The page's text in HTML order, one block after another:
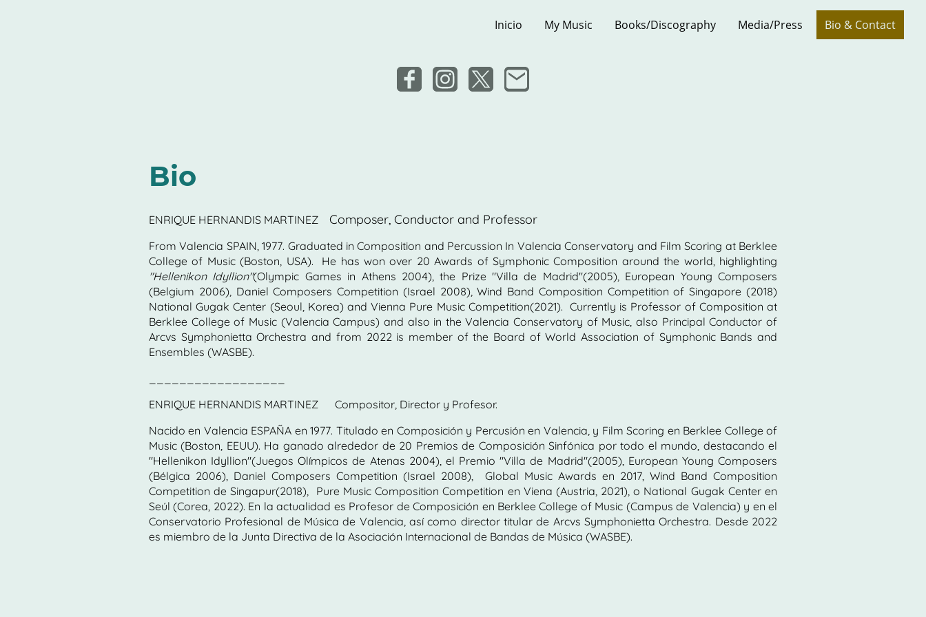
Inicio My Music Books/Discography Media/Press Bio & Contact
Bio
ENRIQUE HERNANDIS MARTINEZ Composer, Conductor and Professor
From Valencia SPAIN, 1977. Graduated in Composition and Percussion In Valencia Conservatory and Film Scoring at Berklee
College of Music (Boston, USA). He has won over 20 Awards of Symphonic Composition around the world, highlighting
"Hellenikon Idyllion"(Olympic Games in Athens 2004), the Prize "Villa de Madrid"(2005), European Young Composers
(Belgium 2006), Daniel Composers Competition (Israel 2008), Wind Band Composition Competition of Singapore (2018)
National Gugak Center (Seoul, Korea) and Vienna Pure Music Competition(2021). Currently is Professor of Composition at
Berklee College of Music (Valencia Campus) and also in the Valencia Conservatory of Music, also Principal Conductor of
Arcvs Symphonietta Orchestra and from 2022 is member of the Board of World Association of Symphonic Bands and
Ensembles (WASBE).
ENRIQUE HERNANDIS MARTINEZ Compositor, Director y Profesor.
Nacido en Valencia ESPAÑA en 1977. Titulado en Composición y Percusión en Valencia, y Film Scoring en Berklee College of
Music (Boston, EEUU). Ha ganado alrededor de 20 Premios de Composición Sinfónica por todo el mundo, destacando el
"Hellenikon Idyllion"(Juegos Olímpicos de Atenas 2004), el Premio "Villa de Madrid"(2005), European Young Composers
(Bélgica 2006), Daniel Composers Competition (Israel 2008), Global Music Awards en 2017, Wind Band Composition
Competition de Singapur(2018), Pure Music Composition Competition en Viena (Austria, 2021), o National Gugak Center en
Seúl (Corea, 2022). En la actualidad es Profesor de Composición en Berklee College of Music (Campus de Valencia) y en el
Conservatorio Profesional de Música de Valencia, así como director titular de Arcvs Symphonietta Orchestra. Desde 2022
es miembro de la Junta Directiva de la Asociación Internacional de Bandas de Música (WASBE).